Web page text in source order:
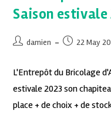
Saison estivale
damien 22 May
L'Entrepôt du Bricolage
estivale 2023 son
place + de choix + de